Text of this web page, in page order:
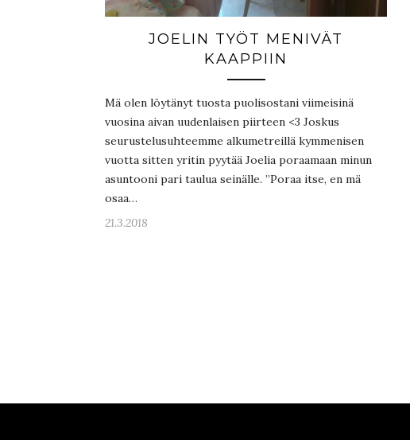
JOELIN TYÖT MENIVÄT
KAAPPIIN
Mä olen löytänyt tuosta puolisostani viimeisinä
vuosina aivan uudenlaisen piirteen <3 Joskus
seurustelusuhteemme alkumetreillä kymmenisen
vuotta sitten yritin pyytää Joelia poraamaan minun
asuntooni pari taulua seinälle. ”Poraa itse, en mä
osaa…
21.3.2018